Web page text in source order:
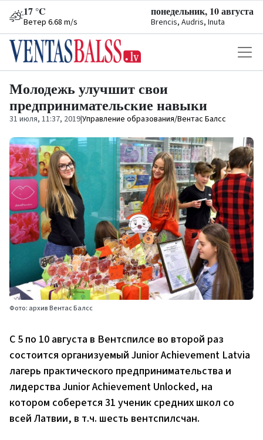
17 °C
Ветер 6.68 m/s
понедельник, 10 августа
Brencis, Audris, Inuta
Молодежь улучшит свои
предпринимательские навыки
31 июля, 11:37, 2019|Управление образования/Вентас Балсс
Фото: архив Вентас Балсс
С 5 по 10 августа в Вентспилсе во второй раз
состоится организуемый Junior Achievement Latvia
лагерь практического предпринимательства и
лидерства Junior Achievement Unlocked, на
котором соберется 31 ученик средних школ со
всей Латвии, в т.ч. шесть вентспилсчан.